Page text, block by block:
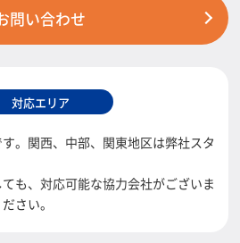
問い合わせ
対応エリア
。関西、中部、関東地区は弊社スタ
も、対応可能な協力会社がございま
さい。